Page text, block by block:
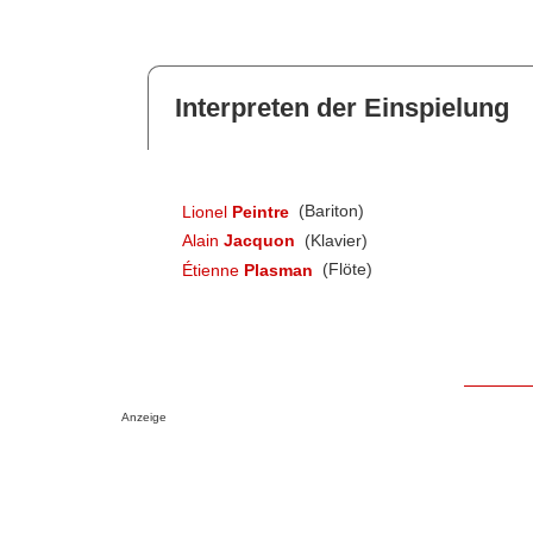
Interpreten der Einspielung
Lionel Peintre (Bariton)
Alain Jacquon
(Klavier)
Étienne Plasman (Flöte)
Anzeige